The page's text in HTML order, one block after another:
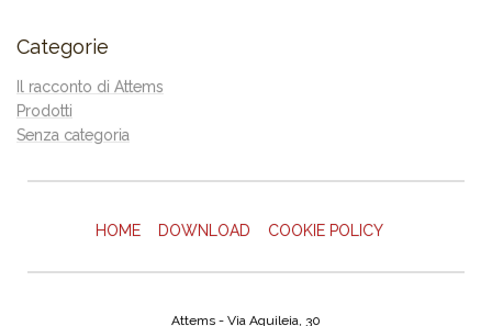
Categorie
Il racconto di Attems
Prodotti
Senza categoria
HOME DOWNLOAD COOKIE POLICY
Attems - Via Aquileia, 30